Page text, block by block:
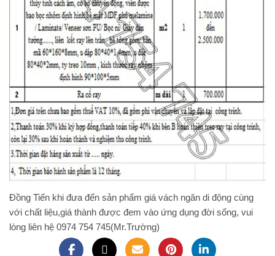
Đồng Tiến khi đưa đến sản phẩm giávách ngăn di động cùng
với chất liệu,giá thành được đem vào ứng dụng đời sống, vui
lòng liên hệ 0974 754 745(Mr.Trường)